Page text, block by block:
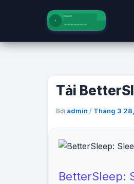
dung
Tải
Bởi admin / Tháng 3
BetterSleep: